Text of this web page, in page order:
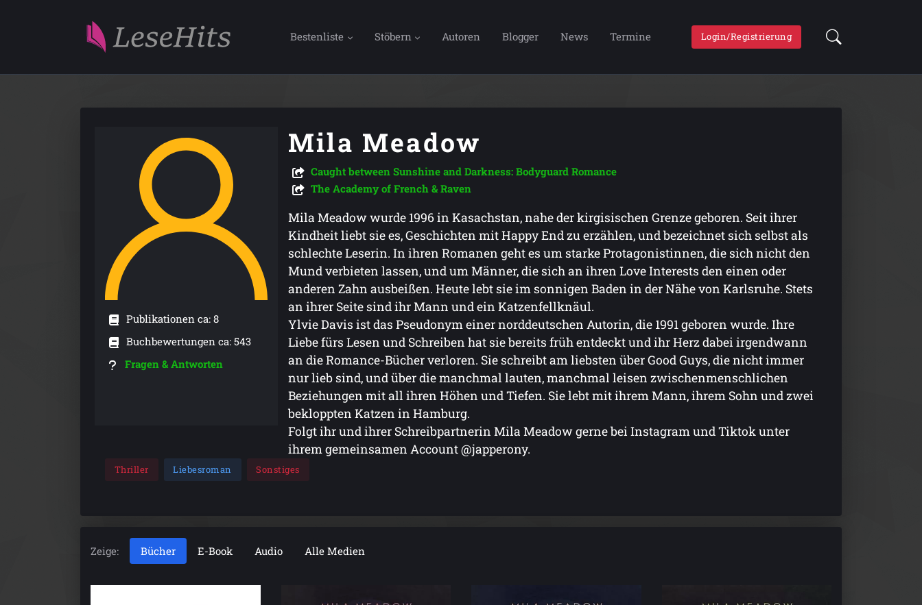
Bestenliste Stöbern Autoren Blogger News Termine Login/Registrierung
Publikationen ca: 8
Buchbewertungen ca: 543
Fragen & Antworten
Mila Meadow
Caught between Sunshine and Darkness: Bodyguard Romance
The Academy of French & Raven
Mila Meadow wurde 1996 in Kasachstan, nahe der kirgisischen Grenze geboren. Seit ihrer
Kindheit liebt sie es, Geschichten mit Happy End zu erzählen, und bezeichnet sich selbst als
schlechte Leserin. In ihren Romanen geht es um starke Protagonistinnen, die sich nicht den
Mund verbieten lassen, und um Männer, die sich an ihren Love Interests den einen oder
anderen Zahn ausbeißen. Heute lebt sie im sonnigen Baden in der Nähe von Karlsruhe. Stets
an ihrer Seite sind ihr Mann und ein Katzenfellknäul.
Ylvie Davis ist das Pseudonym einer norddeutschen Autorin, die 1991 geboren wurde. Ihre
Liebe fürs Lesen und Schreiben hat sie bereits früh entdeckt und ihr Herz dabei irgendwann
an die Romance-Bücher verloren. Sie schreibt am liebsten über Good Guys, die nicht immer
nur lieb sind, und über die manchmal lauten, manchmal leisen zwischenmenschlichen
Beziehungen mit all ihren Höhen und Tiefen. Sie lebt mit ihrem Mann, ihrem Sohn und zwei
bekloppten Katzen in Hamburg.
Folgt ihr und ihrer Schreibpartnerin Mila Meadow gerne bei Instagram und Tiktok unter
ihrem gemeinsamen Account @japperony.
Thriller Liebesroman Sonstiges
Zeige: Bücher E-Book Audio Alle Medien